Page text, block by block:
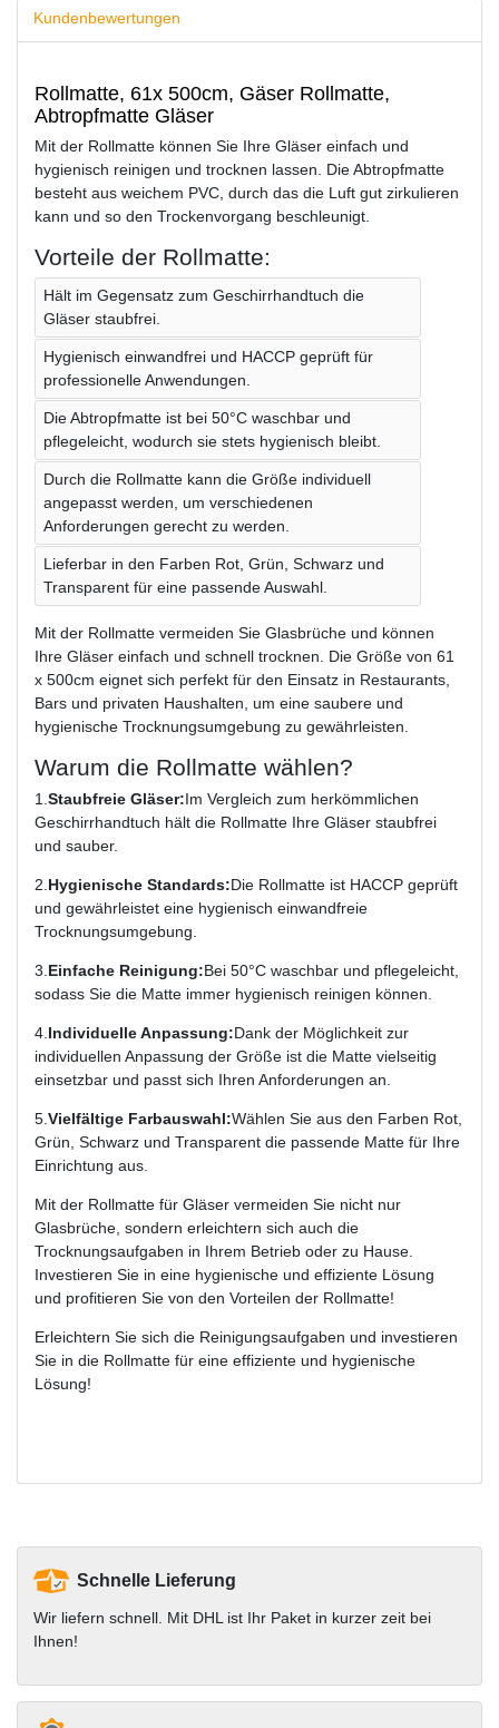
Kundenbewertungen
Rollmatte, 61x 500cm, Gäser Rollmatte,
Abtropfmatte Gläser
Mit der Rollmatte können Sie Ihre Gläser einfach und
hygienisch reinigen und trocknen lassen. Die Abtropfmatte
besteht aus weichem PVC, durch das die Luft gut zirkulieren
kann und so den Trockenvorgang beschleunigt.
Vorteile der Rollmatte:
Hält im Gegensatz zum Geschirrhandtuch die
Gläser staubfrei.
Hygienisch einwandfrei und HACCP geprüft für
professionelle Anwendungen.
Die Abtropfmatte ist bei 50°C waschbar und
pflegeleicht, wodurch sie stets hygienisch bleibt.
Durch die Rollmatte kann die Größe individuell
angepasst werden, um verschiedenen
Anforderungen gerecht zu werden.
Lieferbar in den Farben Rot, Grün, Schwarz und
Transparent für eine passende Auswahl.
Mit der Rollmatte vermeiden Sie Glasbrüche und können
Ihre Gläser einfach und schnell trocknen. Die Größe von 61
x 500cm eignet sich perfekt für den Einsatz in Restaurants,
Bars und privaten Haushalten, um eine saubere und
hygienische Trocknungsumgebung zu gewährleisten.
Warum die Rollmatte wählen?
1.Staubfreie Gläser:Im Vergleich zum herkömmlichen
Geschirrhandtuch hält die Rollmatte Ihre Gläser staubfrei
und sauber.
2.Hygienische Standards:Die Rollmatte ist HACCP geprüft
und gewährleistet eine hygienisch einwandfreie
Trocknungsumgebung.
3.Einfache Reinigung:Bei 50°C waschbar und pflegeleicht,
sodass Sie die Matte immer hygienisch reinigen können.
4.Individuelle Anpassung:Dank der Möglichkeit zur
individuellen Anpassung der Größe ist die Matte vielseitig
einsetzbar und passt sich Ihren Anforderungen an.
5.Vielfältige Farbauswahl:Wählen Sie aus den Farben Rot,
Grün, Schwarz und Transparent die passende Matte für Ihre
Einrichtung aus.
Mit der Rollmatte für Gläser vermeiden Sie nicht nur
Glasbrüche, sondern erleichtern sich auch die
Trocknungsaufgaben in Ihrem Betrieb oder zu Hause.
Investieren Sie in eine hygienische und effiziente Lösung
und profitieren Sie von den Vorteilen der Rollmatte!
Erleichtern Sie sich die Reinigungsaufgaben und investieren
Sie in die Rollmatte für eine effiziente und hygienische
Lösung!
Schnelle Lieferung
Wir liefern schnell. Mit DHL ist Ihr Paket in kurzer zeit bei
Ihnen!